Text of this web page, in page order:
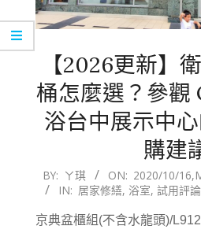
【2026更新】
桶怎麼選？參觀
浴台中展示中
購建
2020-
10-
16
BY: ㄚ琪 ON: 2020/10/16
IN: 居家修繕, 浴室, 試用評論
京典盆櫃組(不含水龍頭)/